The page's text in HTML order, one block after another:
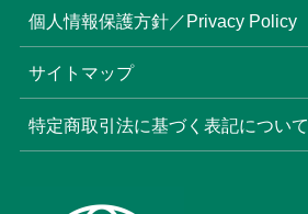
個人情報保護方針／Privacy Policy
サイトマップ
特定商取引法に基づく表記について